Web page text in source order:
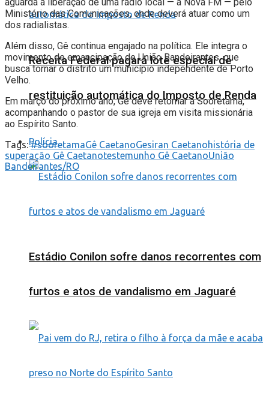
Receita Federal pagará lote especial de
restituição automática do Imposto de Renda
Polícia
Estádio Conilon sofre danos recorrentes com
furtos e atos de vandalismo em Jaguaré
Ministério das Comunicações, onde deverá atuar como um
dos radialistas.
Além disso, Gê continua engajado na política. Ele integra o
movimento de emancipação de União Bandeirantes, que
busca tornar o distrito um município independente de Porto
Velho.
Em março do próximo ano, Gê deve retornar a Sooretama,
acompanhando o pastor de sua igreja em visita missionária
ao Espírito Santo.
Tags: #sooretamaGê CaetanoGesiran Caetanohistória de
superação Gê Caetanotestemunho Gê CaetanoUnião
Bandeirantes/RO